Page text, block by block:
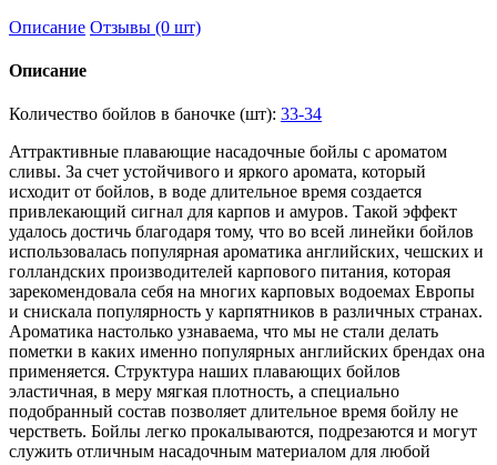
Описание Отзывы (0 шт)
Описание
Количество бойлов в баночке (шт): 33-34
Аттрактивные плавающие насадочные бойлы с ароматом
сливы. За счет устойчивого и яркого аромата, который
исходит от бойлов, в воде длительное время создается
привлекающий сигнал для карпов и амуров. Такой эффект
удалось достичь благодаря тому, что во всей линейки бойлов
использовалась популярная ароматика английских, чешских и
голландских производителей карпового питания, которая
зарекомендовала себя на многих карповых водоемах Европы
и снискала популярность у карпятников в различных странах.
Ароматика настолько узнаваема, что мы не стали делать
пометки в каких именно популярных английских брендах она
применяется. Структура наших плавающих бойлов
эластичная, в меру мягкая плотность, а специально
подобранный состав позволяет длительное время бойлу не
черстветь. Бойлы легко прокалываются, подрезаются и могут
служить отличным насадочным материалом для любой